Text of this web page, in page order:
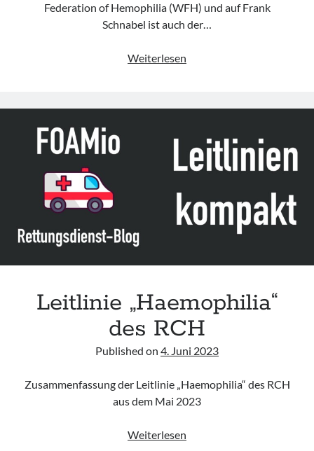
Federation of Hemophilia (WFH) und auf Frank
Schnabel ist auch der…
Weiterlesen
der
Leitlinie „Haemophilia“
des RCH
Published on 4. Juni 2023
Zusammenfassung der Leitlinie „Haemophilia“ des RCH
aus dem Mai 2023
Weiterlesen